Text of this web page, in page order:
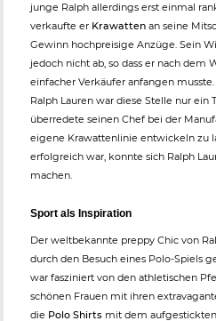
junge Ralph allerdings erst einmal
verkaufte er Krawatten an seine
Gewinn hochpreisige Anzüge. Sein
jedoch nicht ab, so dass er nach dem
einfacher Verkäufer anfangen
Ralph Lauren war diese Stelle nur ein
überredete seinen Chef bei der
eigene Krawattenlinie entwickeln zu
erfolgreich war, konnte sich Ralph
machen.
Sport als Inspiration
Der weltbekannte preppy Chic von
durch den Besuch eines Polo-Spiels
war fasziniert von den athletischen
schönen Frauen mit ihren
die Polo Shirts mit dem